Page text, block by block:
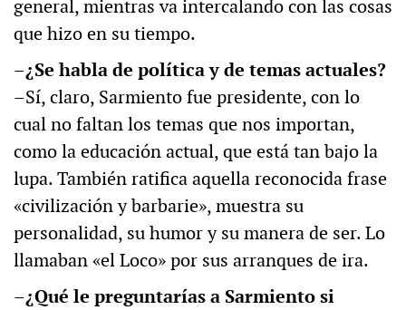
general, mientras va intercalando con las cosas
que hizo en su tiempo.
–¿Se habla de política y de temas actuales?
–Sí, claro, Sarmiento fue presidente, con lo
cual no faltan los temas que nos importan,
como la educación actual, que está tan bajo la
lupa. También ratifica aquella reconocida frase
«civilización y barbarie», muestra su
personalidad, su humor y su manera de ser. Lo
llamaban «el Loco» por sus arranques de ira.
–¿Qué le preguntarías a Sarmiento si